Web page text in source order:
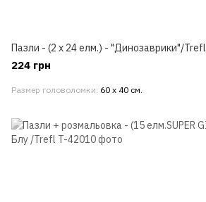
Пазли - (2 x 24 елм.) - "Динозаврики"/Trefl
224 грн
Размер головоломки 60 х 40 см.